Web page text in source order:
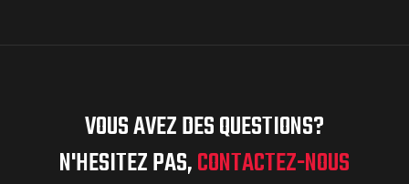
VOUS AVEZ DES QUESTIONS?
N'HESITEZ PAS,CONTACTEZ-NOUS